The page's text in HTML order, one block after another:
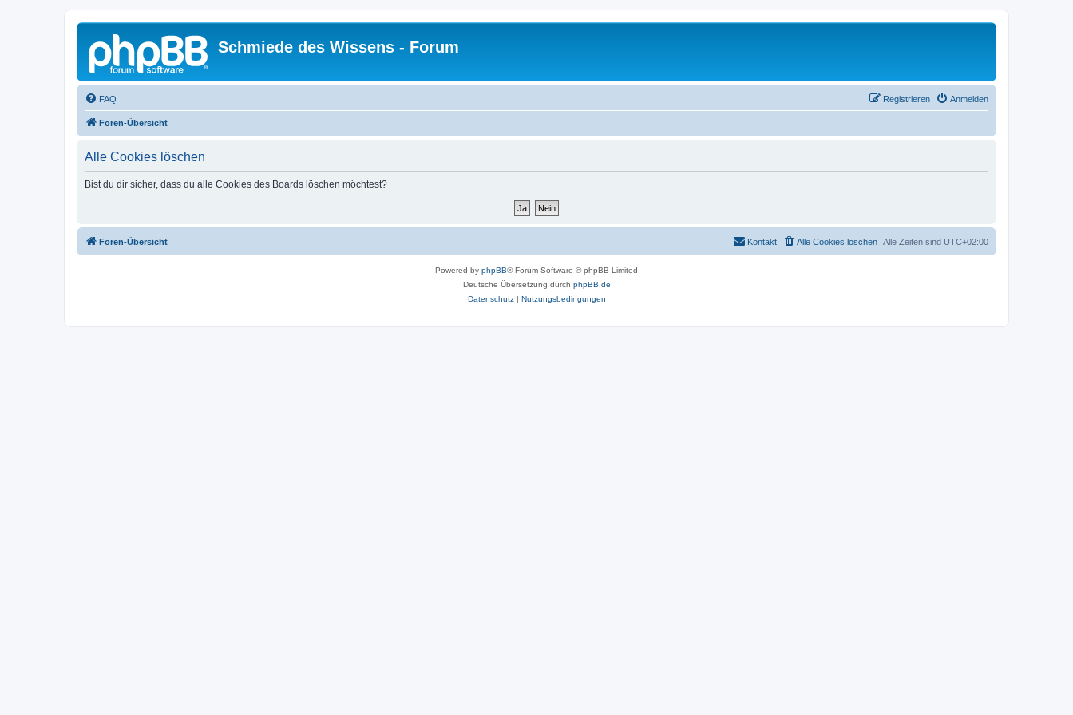
Schmiede des Wissens - Forum
FAQ Anmelden
Registrieren
Foren-Übersicht
Alle Cookies löschen
Bist du dir sicher, dass du alle Cookies des Boards löschen möchtest?
Foren-Übersicht Alle Zeiten sind UTC+02:00
Alle Cookies löschen
Kontakt
Powered by phpBB® Forum Software © phpBB Limited
Deutsche Übersetzung durch phpBB.de
Datenschutz| Nutzungsbedingungen